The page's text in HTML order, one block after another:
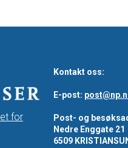
for
Kontakt oss:
E-post:
Post- og
Nedre Enggate 21
6509